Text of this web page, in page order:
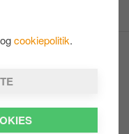
ogcookiepolitik.